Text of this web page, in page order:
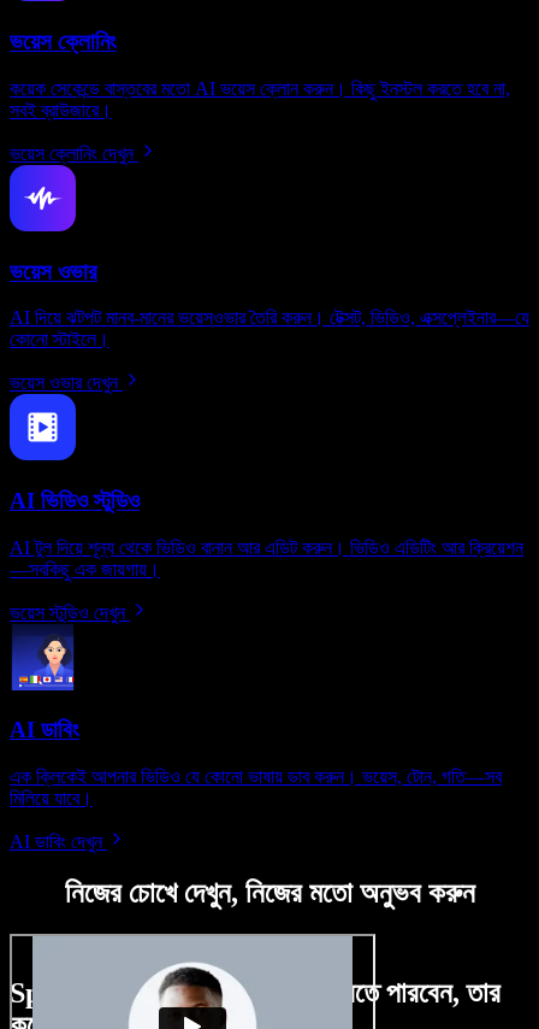
ভয়েস ক্লোনিং
কয়েক সেকেন্ডে বাস্তবের মতো AI ভয়েস ক্লোন করুন। কিছু ইনস্টল করতে হবে না,
সবই ব্রাউজারে।
ভয়েস ক্লোনিং দেখুন
ভয়েস ওভার
AI দিয়ে ঝটপট মানব-মানের ভয়েসওভার তৈরি করুন। টেক্সট, ভিডিও, এক্সপ্লেইনার—যে
কোনো স্টাইলে।
ভয়েস ওভার দেখুন
AI ভিডিও স্টুডিও
AI টুল দিয়ে শূন্য থেকে ভিডিও বানান আর এডিট করুন। ভিডিও এডিটিং আর ক্রিয়েশন
—সবকিছু এক জায়গায়।
ভয়েস স্টুডিও দেখুন
AI ডাবিং
এক ক্লিকেই আপনার ভিডিও যে কোনো ভাষায় ডাব করুন। ভয়েস, টোন, গতি—সব
মিলিয়ে যাবে।
AI ডাবিং দেখুন
নিজের চোখে দেখুন, নিজের মতো অনুভব করুন
Speechify Studio দিয়ে কী কী করতে পারবেন, তার